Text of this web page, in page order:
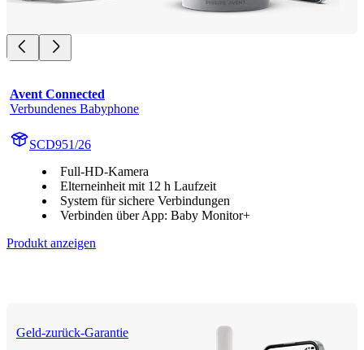
Avent Connected
Verbundenes Babyphone
SCD951/26
Full-HD-Kamera
Elterneinheit mit 12 h Laufzeit
System für sichere Verbindungen
Verbinden über App: Baby Monitor+
Produkt anzeigen
Geld-zurück-Garantie